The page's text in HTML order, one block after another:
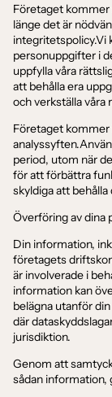
Företaget kommer
länge det är
integritetspolicy.Vi
personuppgifter i
uppfylla våra
att behålla era
och verkställa våra
Företaget kommer
period, utom när
för att förbättra
skyldiga att
Överföring av dina
Din information,
företagets
är involverade i
information kan
belägna utanför
där
jurisdiktion.
Genom att
sådan information,